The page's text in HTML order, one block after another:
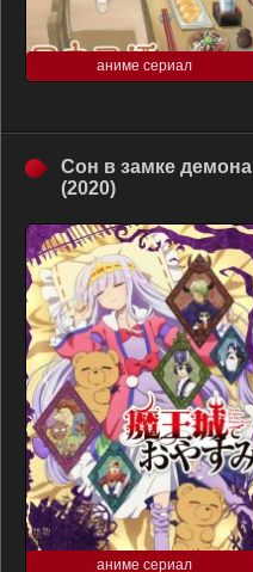
аниме сериал
Сон в замке демона
(2020)
аниме сериал